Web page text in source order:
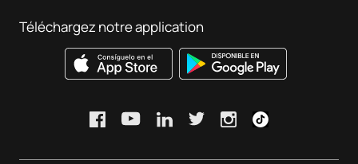
Téléchargez notre application